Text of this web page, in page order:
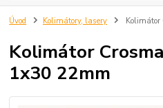
Úvod Kolimátory, lasery Kolimátor
Kolimátor
1x30 22mm